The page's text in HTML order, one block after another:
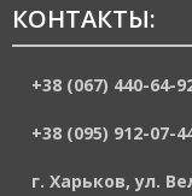
КОНТАКТЫ:
+38 (067) 440-64-
+38 (095) 912-07-
г. Харьков, ул.